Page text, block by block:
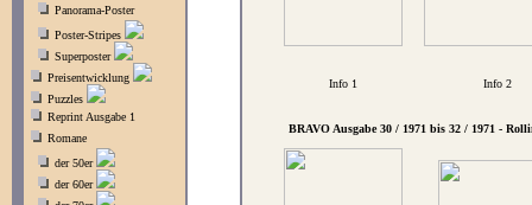
Panorama-Poster
Poster-Stripes
Superposter
Preisentwicklung
Puzzles
Reprint Ausgabe 1
Romane
der 50er
der 60er
Info 1 Info 2
BRAVO Ausgabe 30 / 1971 bis 32 / 1971 -